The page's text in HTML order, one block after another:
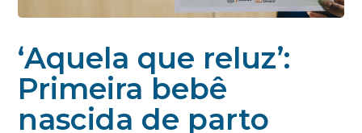
‘Aquela que reluz’:
Primeira bebê
nascida de parto